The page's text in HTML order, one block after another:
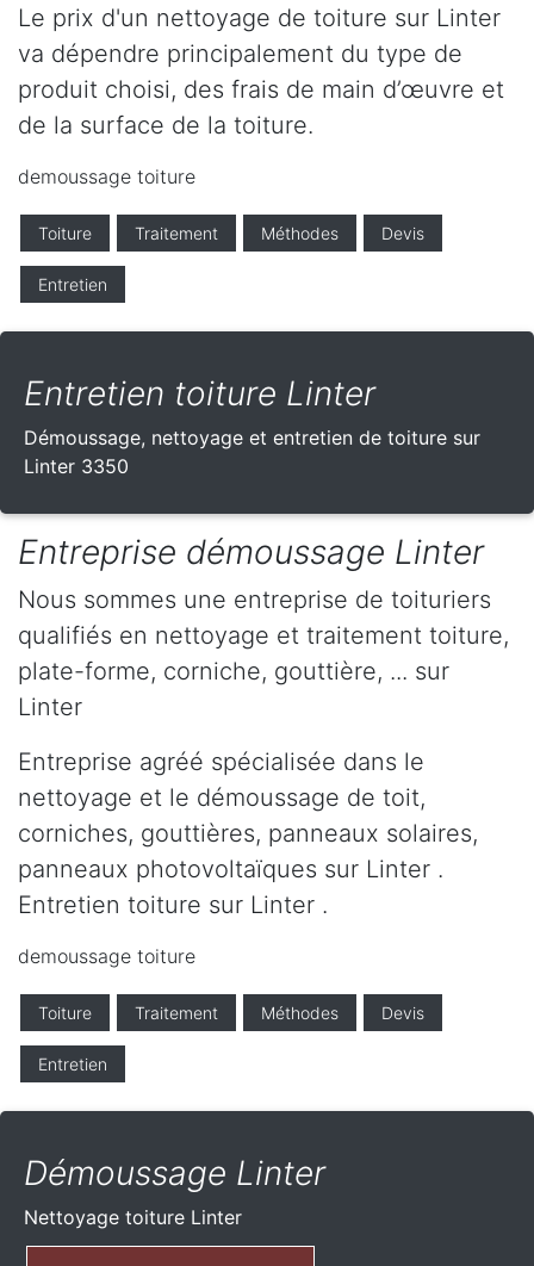
Le prix d'un nettoyage de toiture sur Linter
va dépendre principalement du type de
produit choisi, des frais de main d’œuvre et
de la surface de la toiture.
demoussage toiture
Toiture Traitement Méthodes Devis
Entretien
Entretien toiture Linter
Démoussage, nettoyage et entretien de toiture sur
Linter 3350
Entreprise démoussage Linter
Nous sommes une entreprise de toituriers
qualifiés en nettoyage et traitement toiture,
plate-forme, corniche, gouttière, ... sur
Linter
Entreprise agréé spécialisée dans le
nettoyage et le démoussage de toit,
corniches, gouttières, panneaux solaires,
panneaux photovoltaïques sur Linter .
Entretien toiture sur Linter .
demoussage toiture
Toiture Traitement Méthodes Devis
Entretien
Démoussage Linter
Nettoyage toiture Linter